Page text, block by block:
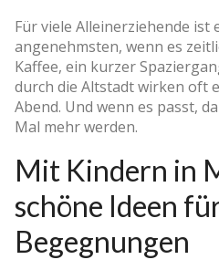
Für viele Alleinerziehende ist
angenehmsten, wenn es
Kaffee, ein kurzer
durch die Altstadt wirken oft
Abend. Und wenn es passt,
Mal mehr werden.
Mit Kindern in
schöne Ideen
Begegnungen